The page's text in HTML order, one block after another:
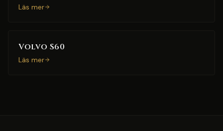
Läs mer
Volvo S60
Läs mer